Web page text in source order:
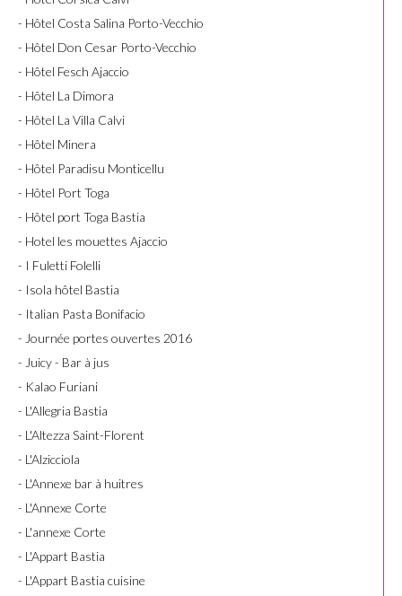
- Hôtel Costa Salina Porto-Vecchio
- Hôtel Don Cesar Porto-Vecchio
- Hôtel Fesch Ajaccio
- Hôtel La Dimora
- Hôtel La Villa Calvi
- Hôtel Minera
- Hôtel Paradisu Monticellu
- Hôtel Port Toga
- Hôtel port Toga Bastia
- Hotel les mouettes Ajaccio
- I Fuletti Folelli
- Isola hôtel Bastia
- Italian Pasta Bonifacio
- Journée portes ouvertes 2016
- Juicy - Bar à jus
- Kalao Furiani
- L'Allegria Bastia
- L'Altezza Saint-Florent
- L'Alzicciola
- L'Annexe bar à huitres
- L'Annexe Corte
- L'annexe Corte
- L'Appart Bastia
- L'Appart Bastia cuisine